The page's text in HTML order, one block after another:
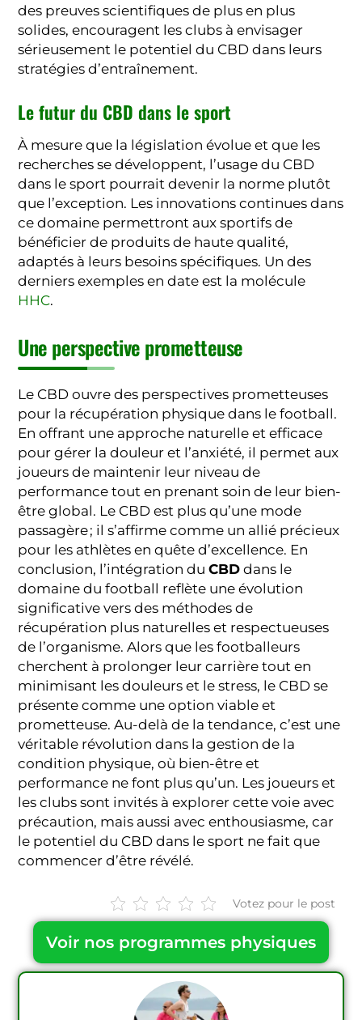
des preuves scientifiques de plus en plus
solides, encouragent les clubs à envisager
sérieusement le potentiel du CBD dans leurs
stratégies d’entraînement.
Le futur du CBD dans le sport
À mesure que la législation évolue et que les
recherches se développent, l’usage du CBD
dans le sport pourrait devenir la norme plutôt
que l’exception. Les innovations continues dans
ce domaine permettront aux sportifs de
bénéficier de produits de haute qualité,
adaptés à leurs besoins spécifiques. Un des
derniers exemples en date est la molécule
HHC.
Une perspective prometteuse
Le CBD ouvre des perspectives prometteuses
pour la récupération physique dans le football.
En offrant une approche naturelle et efficace
pour gérer la douleur et l’anxiété, il permet aux
joueurs de maintenir leur niveau de
performance tout en prenant soin de leur bien-
être global. Le CBD est plus qu’une mode
passagère ; il s’affirme comme un allié précieux
pour les athlètes en quête d’excellence. En
conclusion, l’intégration duCBD dans le
domaine du football reflète une évolution
significative vers des méthodes de
récupération plus naturelles et respectueuses
de l’organisme. Alors que les footballeurs
cherchent à prolonger leur carrière tout en
minimisant les douleurs et le stress, le CBD se
présente comme une option viable et
prometteuse. Au-delà de la tendance, c’est une
véritable révolution dans la gestion de la
condition physique, où bien-être et
performance ne font plus qu’un. Les joueurs et
les clubs sont invités à explorer cette voie avec
précaution, mais aussi avec enthousiasme, car
le potentiel du CBD dans le sport ne fait que
commencer d’être révélé.
Votez pour le post
Voir nos programmes physiques